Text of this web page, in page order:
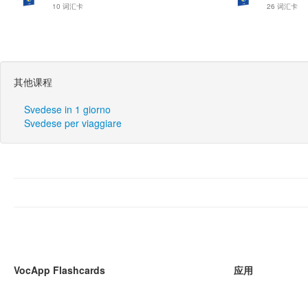
10 词汇卡 26 词汇卡
其他课程
Svedese in 1 giorno
Svedese per viaggiare
VocApp Flashcards
应用